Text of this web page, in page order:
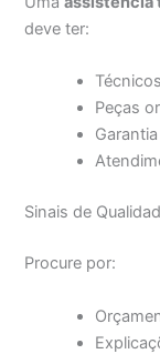
deve ter:
Peças
Sinais de
Procure por: